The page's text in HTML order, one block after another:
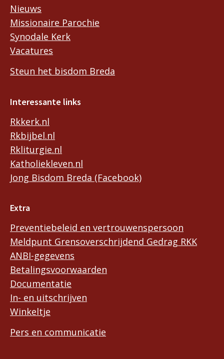
Nieuws
Missionaire Parochie
Synodale Kerk
Vacatures
Steun het bisdom Breda
Interessante links
Rkkerk.nl
Rkbijbel.nl
Rkliturgie.nl
Katholiekleven.nl
Jong Bisdom Breda (Facebook)
Extra
Preventiebeleid en vertrouwenspersoon
Meldpunt Grensoverschrijdend Gedrag RKK
ANBI-gegevens
Betalingsvoorwaarden
Documentatie
In- en uitschrijven
Winkeltje
Pers en communicatie